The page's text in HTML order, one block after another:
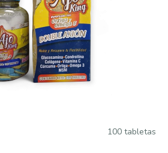
100 tabletas